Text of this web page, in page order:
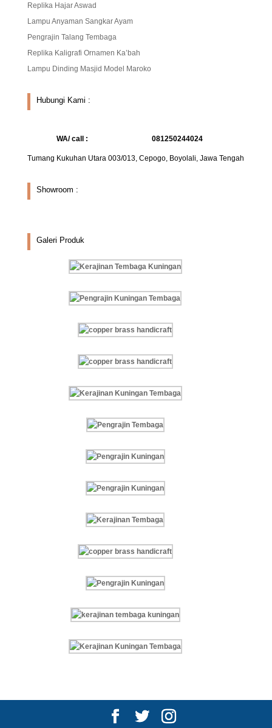
Replika Hajar Aswad
Lampu Anyaman Sangkar Ayam
Pengrajin Talang Tembaga
Replika Kaligrafi Ornamen Ka’bah
Lampu Dinding Masjid Model Maroko
Hubungi Kami :
WA/ call : 081250244024
Tumang Kukuhan Utara 003/013, Cepogo, Boyolali, Jawa Tengah
Showroom :
Galeri Produk